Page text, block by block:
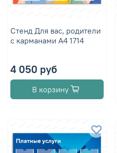
Стенд Для вас, родители
с карманами А4 1714
4 050 руб
В корзину